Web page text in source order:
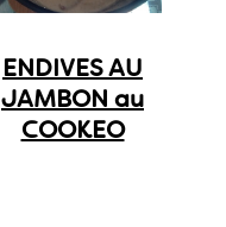
ENDIVES AU
JAMBON au
COOKEO